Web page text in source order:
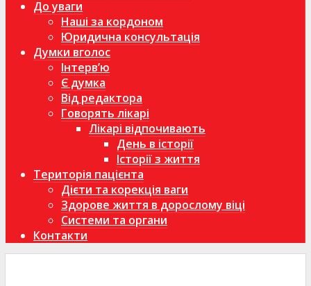
До уваги
Наші за кордоном
Юридична консультація
Думки вголос
Інтерв’ю
Є думка
Від редактора
Говорять лікарі
Лікарі відпочивають
День в історії
Історії з життя
Територія пацієнта
Дієти та корекція ваги
Здорове життя в дорослому віці
Системи та органи
Контакти